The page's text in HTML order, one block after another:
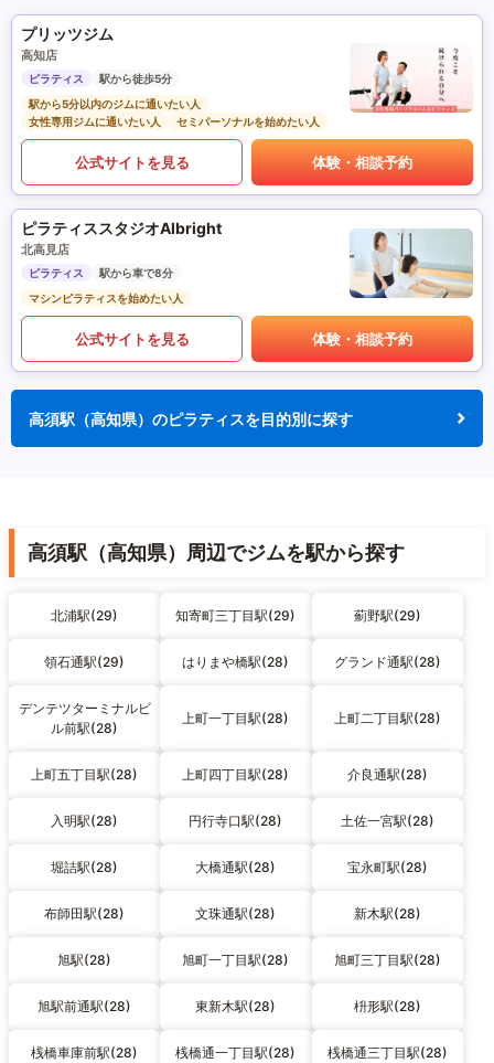
プリッツジム
高知店
ピラティス
駅から徒歩5分
駅から5分以内のジムに通いたい人
女性専用ジムに通いたい人
セミパーソナルを始めたい人
公式サイトを見る 体験・相談予約
ピラティススタジオAlbright
北高見店
ピラティス
駅から車で8分
マシンピラティスを始めたい人
公式サイトを見る 体験・相談予約
高須駅（高知県）のピラティスを目的別に探す
高須駅（高知県）周辺でジムを駅から探す
北浦駅(29) 知寄町三丁目駅(29) 薊野駅(29)
領石通駅(29) はりまや橋駅(28) グランド通駅(28)
デンテツターミナルビ
ル前駅(28)
上町一丁目駅(28) 上町二丁目駅(28)
上町五丁目駅(28) 上町四丁目駅(28) 介良通駅(28)
入明駅(28) 円行寺口駅(28) 土佐一宮駅(28)
堀詰駅(28) 大橋通駅(28) 宝永町駅(28)
布師田駅(28) 文珠通駅(28) 新木駅(28)
旭駅(28) 旭町一丁目駅(28) 旭町三丁目駅(28)
旭駅前通駅(28) 東新木駅(28) 枡形駅(28)
桟橋車庫前駅(28) 桟橋通一丁目駅(28) 桟橋通三丁目駅(28)